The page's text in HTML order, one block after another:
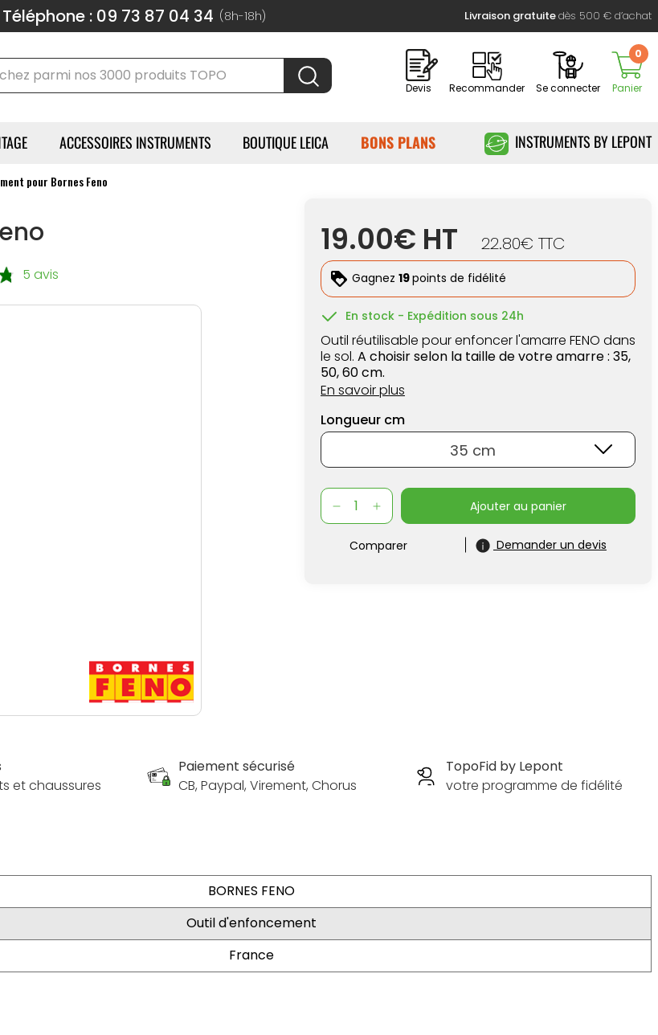
Téléphone : 09 73 87 04 34 (8h-18h) Livraison gratuitedès 500 € d’achat
Devis Recommander Se connecter Panier
0
ACCESSOIRES INSTRUMENTS BOUTIQUE LEICA BONS PLANS INSTRUMENTS BY LEPONT
pour Bornes Feno
5 avis
19.00€ HT 22.80€ TTC
Gagnez 19points de fidélité
En stock - Expédition sous 24h
Outil réutilisable pour enfoncer l'amarre FENO dans
le sol. A choisir selon la taille de votre amarre : 35,
50, 60 cm.
En savoir plus
Longueur cm
35 cm
ajouter au panier
Demander un devis
Comparer
et chaussures
Paiement sécurisé
CB, Paypal, Virement, Chorus
TopoFid by Lepont
votre programme de fidélité
BORNES FENO
Outil d'enfoncement
France